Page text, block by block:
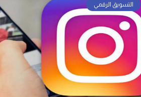
التسويق الرقمي